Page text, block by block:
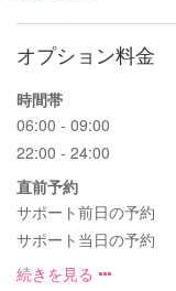
オプション料金
時間帯
06:00 - 09:00
22:00 - 24:00
直前予約
サポート前日の予約
サポート当日の予約
続きを見る